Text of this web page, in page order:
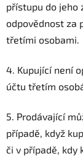
přístupu do jeho
odpovědnost za
třetími osobami.
4. Kupující není
účtu třetím
5. Prodávající
případě, když
či v případě, kdy